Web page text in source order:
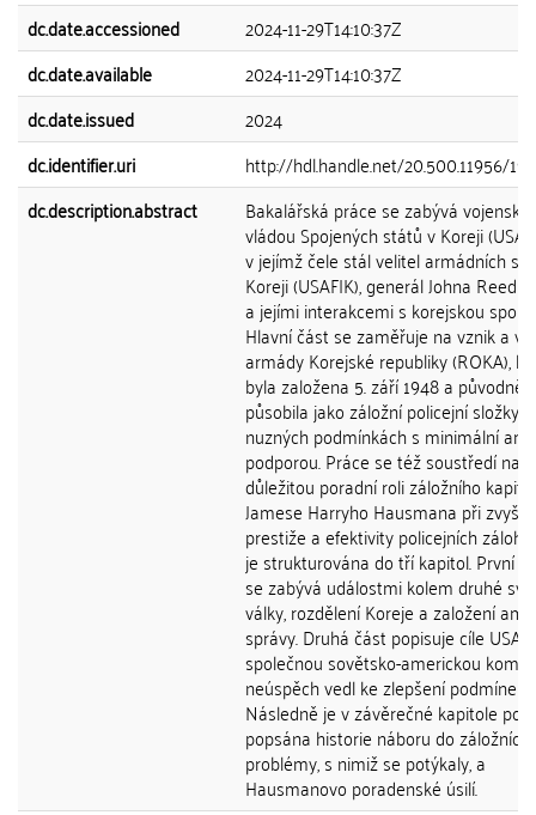
dc.date.accessioned
2024-11-29T14:10:37Z
dc.date.available
2024-11-29T14:10:37Z
dc.date.issued
2024
dc.identifier.uri
http://hdl.handle.net/20.500.11956/
dc.description.abstract
Bakalářská práce se zabývá
vládou Spojených států v Koreji
v jejímž čele stál velitel armádních sil
Koreji (USAFIK), generál Johna Reed
a jejími interakcemi s korejskou
Hlavní část se zaměřuje na vznik a
armády Korejské republiky (ROKA),
byla založena 5. září 1948 a původně
působila jako záložní policejní složky v
nuzných podmínkách s minimální
podporou. Práce se též soustředí na
důležitou poradní roli záložního
Jamese Harryho Hausmana při
prestiže a efektivity policejních záloh.
je strukturována do tří kapitol. První
se zabývá událostmi kolem druhé
války, rozdělení Koreje a založení
správy. Druhá část popisuje cíle USA a
společnou sovětsko-americkou
neúspěch vedl ke zlepšení podmínek
Následně je v závěrečné kapitole
popsána historie náboru do záložních
problémy, s nimiž se potýkaly, a
Hausmanovo poradenské úsilí.